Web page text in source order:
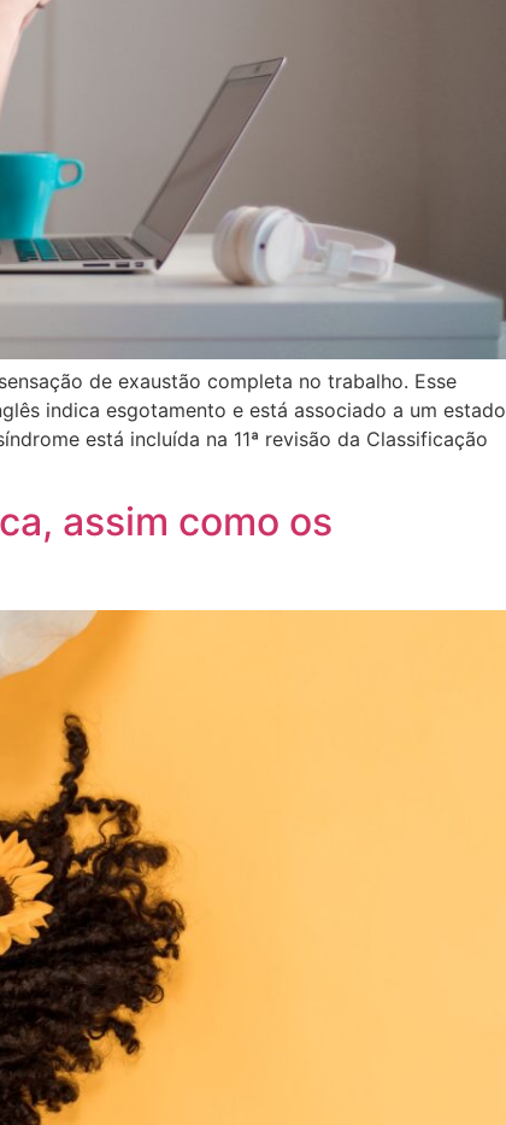
de exaustão completa no trabalho. Esse
indica esgotamento e está associado a um estado
está incluída na 11ª revisão da Classificação
assim como os